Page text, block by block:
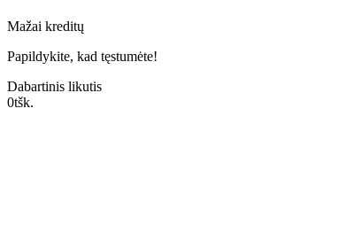
Mažai kreditų
Papildykite, kad tęstumėte!
Dabartinis likutis
0tšk.